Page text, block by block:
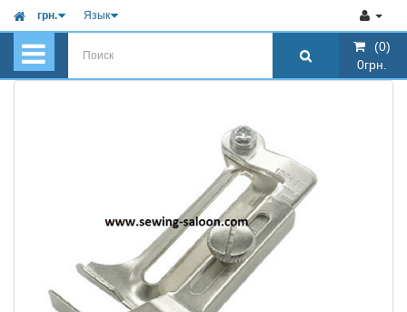
грн. Язык
(0)
0грн.